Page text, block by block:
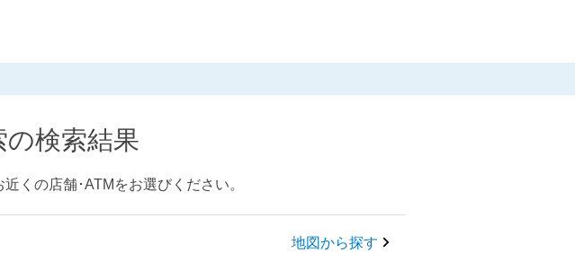
の検索結果
くの店舗･ATMをお選びください。
地図から探す